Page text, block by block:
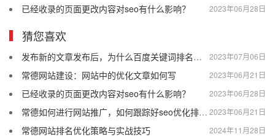
2023年06月28日
已经收录的页面更改内容对seo有什么影响？
猜您喜欢
2023年07月06日
发布新的文章发布后，为什么百度关键词排名会突然消失？
2023年06月21日
常德网站建设：网站中的优化文章如何写
2023年06月28日
已经收录的页面更改内容对seo有什么影响？
2023年06月21日
常德如何进行网站推广，如何跟踪好seo优化排名效果
2024年11月28日
常德网站排名优化策略与实战技巧